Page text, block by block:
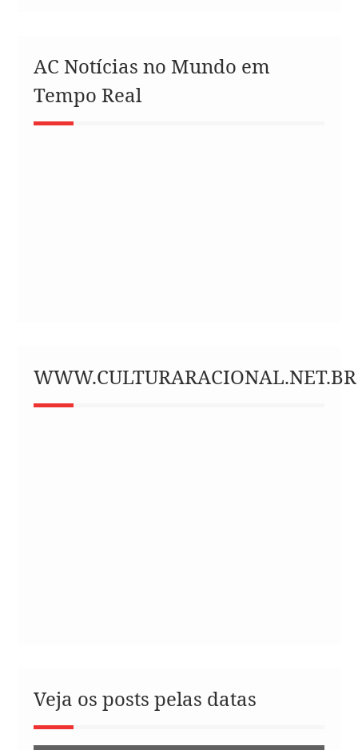
AC Notícias no Mundo em
Tempo Real
WWW.CULTURARACIONAL.NET.BR
Veja os posts pelas datas